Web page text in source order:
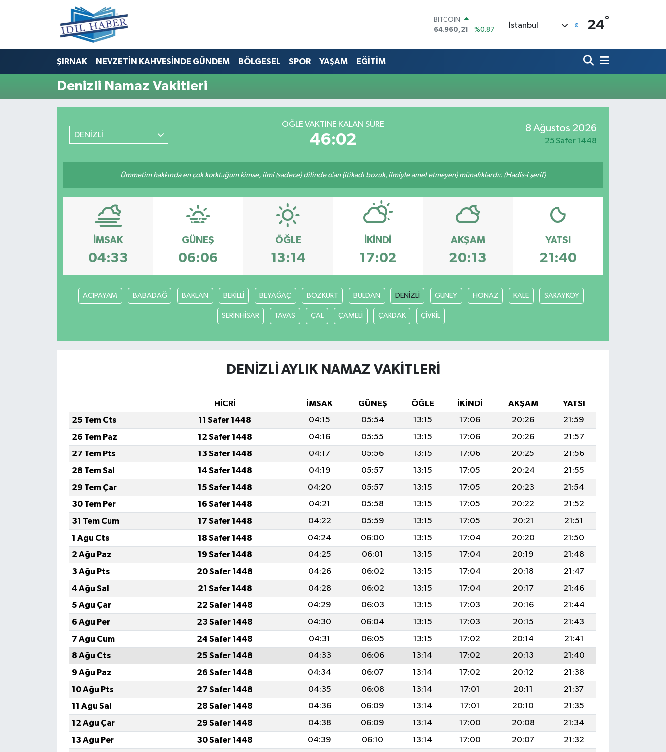
BITCOIN
64.960,21
%0.87
47,7436
%0.18
GRAM ALTIN
6660.55
%0.03
İstanbul 24°
ŞIRNAK NEVZETİN KAHVESİNDE GÜNDEM BÖLGESEL SPOR YAŞAM EĞİTİM
Denizli Namaz Vakitleri
DENİZLİ
ÖĞLE VAKTINE KALAN SÜRE
46:02
8 Ağustos 2026
25 Safer 1448
Ümmetim hakkında en çok korktuğum kimse, ilmi (sadece) dilinde olan (itikadı bozuk, ilmiyle amel etmeyen) münafıklardır. (Hadis-i şerif)
İMSAK
04:33
GÜNEŞ
06:06
ÖĞLE
13:14
İKINDI
17:02
AKŞAM
20:13
YATSI
21:40
ACIPAYAM BABADAĞ BAKLAN BEKİLLİ BEYAĞAÇ BOZKURT BULDAN DENİZLİ GÜNEY HONAZ KALE SARAYKÖY
SERİNHİSAR TAVAS ÇAL ÇAMELİ ÇARDAK ÇİVRİL
DENİZLİ AYLIK NAMAZ VAKITLERI
HİCRİ İMSAK GÜNEŞ ÖĞLE İKINDI AKŞAM
YATSI
25 Tem Cts
11 Safer 1448 04:15 05:54 13:15 17:06 20:26
21:59
26 Tem Paz
12 Safer 1448 04:16 05:55 13:15 17:06 20:26
21:57
27 Tem Pts
13 Safer 1448 04:17 05:56 13:15 17:06 20:25
21:56
28 Tem Sal
14 Safer 1448 04:19 05:57 13:15 17:05 20:24
21:55
29 Tem Çar
15 Safer 1448 04:20 05:57 13:15 17:05 20:23
21:54
30 Tem Per
16 Safer 1448 04:21 05:58 13:15 17:05 20:22
21:52
31 Tem Cum
17 Safer 1448 04:22 05:59 13:15 17:05 20:21
21:51
1 Ağu Cts
18 Safer 1448 04:24 06:00 13:15 17:04 20:20
21:50
2 Ağu Paz
19 Safer 1448 04:25 06:01 13:15 17:04 20:19
21:48
3 Ağu Pts
20 Safer 1448 04:26 06:02 13:15 17:04 20:18
21:47
4 Ağu Sal
21 Safer 1448 04:28 06:02 13:15 17:04 20:17
21:46
5 Ağu Çar
22 Safer 1448 04:29 06:03 13:15 17:03 20:16
21:44
6 Ağu Per
23 Safer 1448 04:30 06:04 13:15 17:03 20:15
21:43
7 Ağu Cum
24 Safer 1448 04:31 06:05 13:15 17:02 20:14
21:41
8 Ağu Cts
25 Safer 1448 04:33 06:06 13:14 17:02 20:13
21:40
9 Ağu Paz
26 Safer 1448 04:34 06:07 13:14 17:02 20:12
21:38
10 Ağu Pts
27 Safer 1448 04:35 06:08 13:14 17:01 20:11
21:37
11 Ağu Sal
28 Safer 1448 04:36 06:09 13:14 17:01 20:10
21:35
12 Ağu Çar
29 Safer 1448 04:38 06:09 13:14 17:00 20:08
21:34
13 Ağu Per
30 Safer 1448 04:39 06:10 13:14 17:00 20:07
21:32
Nöbetçi Eczaneler
Hava Durumu
Trafik Durumu
Tüm Manşetler
Son Dakika Haberleri
Haber Arşivi